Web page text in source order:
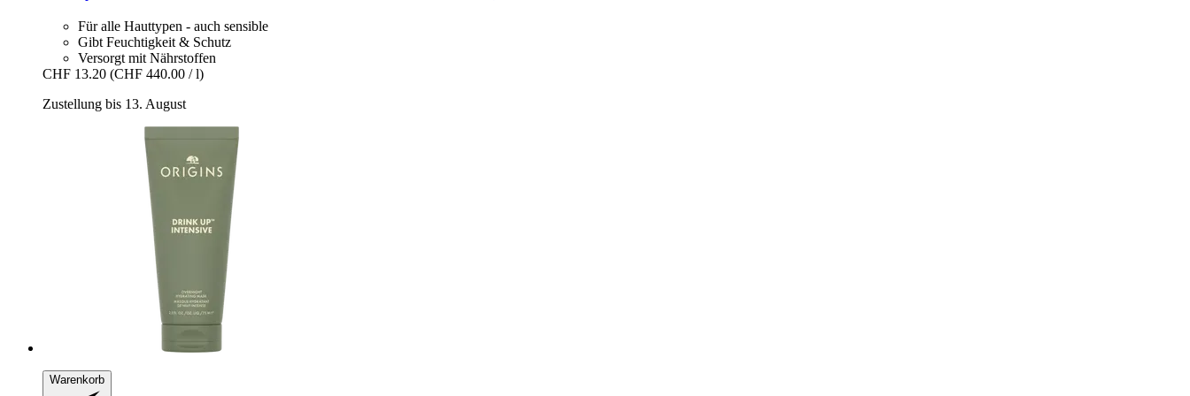
Für alle Hauttypen - auch sensible
Gibt Feuchtigkeit & Schutz
Versorgt mit Nährstoffen
CHF 13.20 (CHF 440.00 / l)
Zustellung bis 13. August
Warenkorb